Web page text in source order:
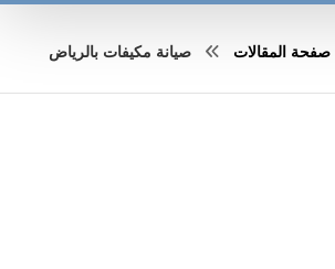
صفحة المقالات صيانة مكيفات بالرياض